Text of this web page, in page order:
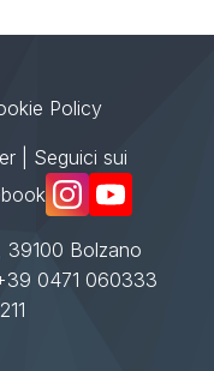
Policy
| Seguici sui
39100 Bolzano
0471 060333